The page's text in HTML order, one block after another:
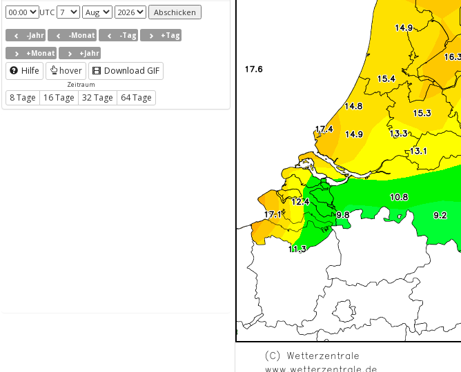
UTC
-Jahr -Monat -Tag
+Tag
+Monat
+Jahr
Hilfe hover Download GIF
Zeitraum
8 Tage 16 Tage 32 Tage 64 Tage